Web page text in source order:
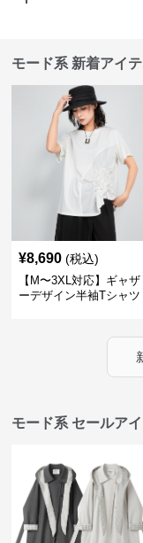
モード系 新着アイ
¥8,690 (税込)
【M〜3XL対応】ギャザ
ーデザイン半袖Tシャツ
モード系 セールア